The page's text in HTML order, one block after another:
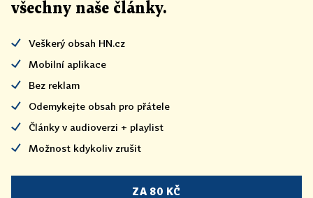
všechny naše články.
Veškerý obsah HN.cz
Mobilní aplikace
Bez reklam
Odemykejte obsah pro přátele
Články v audioverzi + playlist
Možnost kdykoliv zrušit
ZA 80 KČ